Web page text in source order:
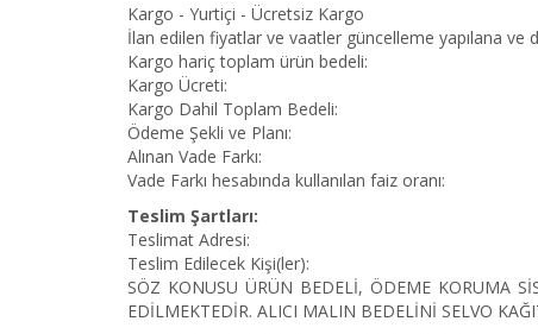
Kargo - Yurtiçi - Ücretsiz Kargo
İlan edilen fiyatlar ve vaatler güncelleme yapılana
Kargo hariç toplam ürün bedeli:
Kargo Ücreti:
Kargo Dahil Toplam Bedeli:
Ödeme Şekli ve Planı:
Alınan Vade Farkı:
Vade Farkı hesabında kullanılan faiz oranı:
Teslim Şartları:
Teslimat Adresi:
Teslim Edilecek Kişi(ler):
SÖZ KONUSU ÜRÜN BEDELİ, ÖDEME KORUMA
EDİLMEKTEDİR. ALICI MALIN BEDELİNİ SELVO